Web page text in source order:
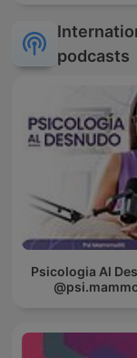
podcasts
Psicologia Al